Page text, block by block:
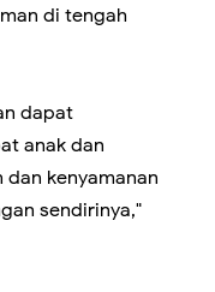
di tengah
dapat
anak dan
dan kenyamanan
sendirinya,"